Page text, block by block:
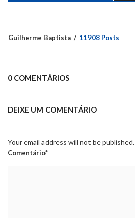
Guilherme Baptista 11908 Posts
0 COMENTÁRIOS
DEIXE UM COMENTÁRIO
Your email address will not be published.
Comentário*